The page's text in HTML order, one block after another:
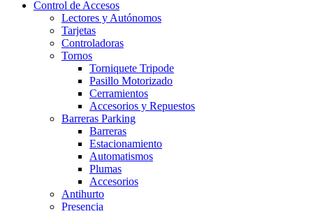
Control de Accesos
Lectores y Autónomos
Tarjetas
Controladoras
Tornos
Torniquete Tripode
Pasillo Motorizado
Cerramientos
Accesorios y Repuestos
Barreras Parking
Barreras
Estacionamiento
Automatismos
Plumas
Accesorios
Antihurto
Presencia